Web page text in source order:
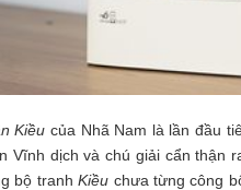
Kiều của Nhã Nam là lần đầu
Vĩnh dịch và chú giải cẩn thận
bộ tranhKiều chưa từng công